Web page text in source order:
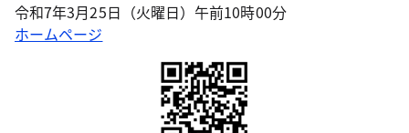
令和7年3月25日（火曜日）午前10時00分
ホームページ